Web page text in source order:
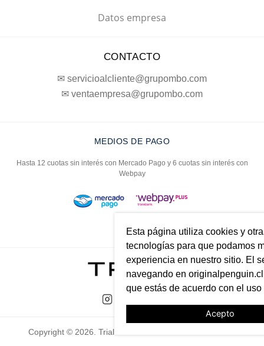
Datos empresa
CONTACTO
✉ servicioalcliente@grupombo.com
✉ ventaempresa@grupombo.com
MEDIOS DE PAGO
Hasta 12 cuotas sin interés con Mercado Pago y 6 cuotas sin interés con
Webpay
Copyright © 2026. Trial. Todos los derechos reservados
Acepto
Esta página utiliza cookies y
tecnologías para que podamos
experiencia en nuestro sitio. El
navegando en
que estás de acuerdo con el